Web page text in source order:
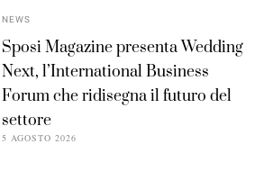
NEWS
Sposi Magazine presenta Wedding
Next, l’International Business
Forum che ridisegna il futuro del
settore
5 AGOSTO 2026